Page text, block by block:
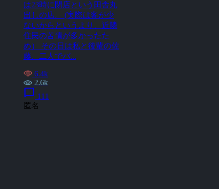
は23時に閉店という田舎丸
出しの店。 (実際は客が少
ないからというより、近隣
住民の苦情が多かったた
め） その日は私と後輩の佐
藤、二人でバ...
6.4k
2.6k
chat_bubble 111
匿名